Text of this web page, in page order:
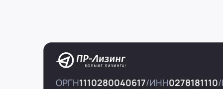
ОРГН1110280040617 ИНН0278181110